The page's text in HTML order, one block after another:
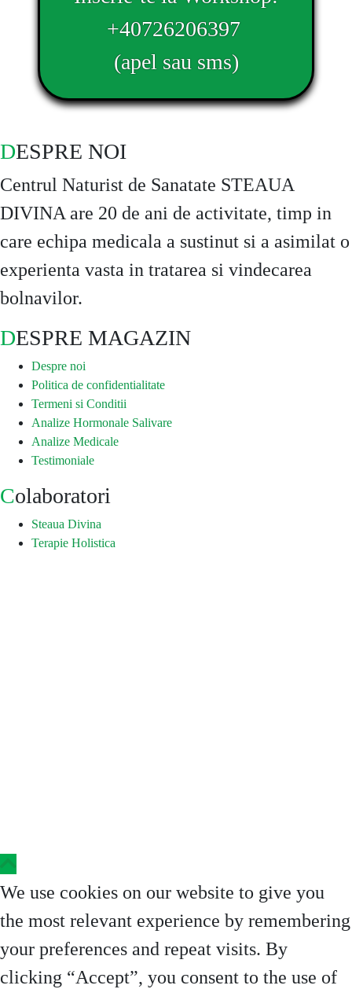
+40726206397
(apel sau sms)
DESPRE NOI
Centrul Naturist de Sanatate STEAUA
DIVINA are 20 de ani de activitate, timp in
care echipa medicala a sustinut si a asimilat o
experienta vasta in tratarea si vindecarea
bolnavilor.
DESPRE MAGAZIN
Despre noi
Politica de confidentialitate
Termeni si Conditii
Analize Hormonale Salivare
Analize Medicale
Testimoniale
Colaboratori
Steaua Divina
Terapie Holistica
We use cookies on our website to give you
the most relevant experience by remembering
your preferences and repeat visits. By
clicking “Accept”, you consent to the use of